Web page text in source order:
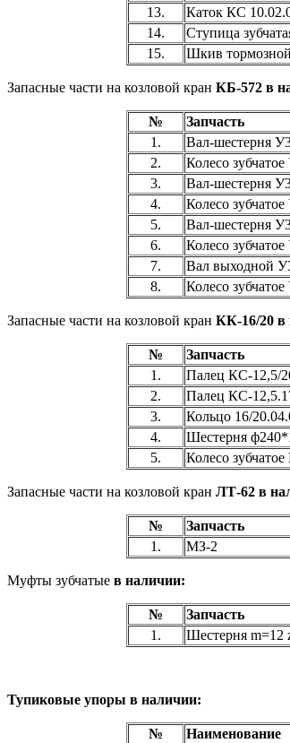
13.
Каток КС
14.
Ступица
15.
Шкив
Запасные части на козловой кран КБ-572 в
№ Запчасть
1.
Вал-шестерня
2.
Колесо
3.
Вал-шестерня
4.
Колесо
5.
Вал-шестерня
6.
Колесо
7.
Вал выходной
8.
Колесо
Запасные части на козловой кран КК-16/20 в
№ Запчасть
1.
Палец КС-12,5/
2.
Палец КС-
3.
Кольцо 16/
4.
Шестерня
5.
Колесо
Запасные части на козловой кран ЛТ-62 в
№ Запчасть
1.
МЗ-2
Муфты зубчатые в наличии:
№ Запчасть
1.
Шестерня m=12
Тупиковые упоры в наличии:
№ Наименование